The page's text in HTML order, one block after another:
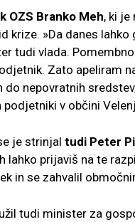
OZS Branko Meh, ki
krize. »Da danes
tudi vlada.
Zato apeliram
nepovratnih
v občini
je strinjal tudi Peter
lahko prijaviš na te
in se zahvalil
tudi minister za